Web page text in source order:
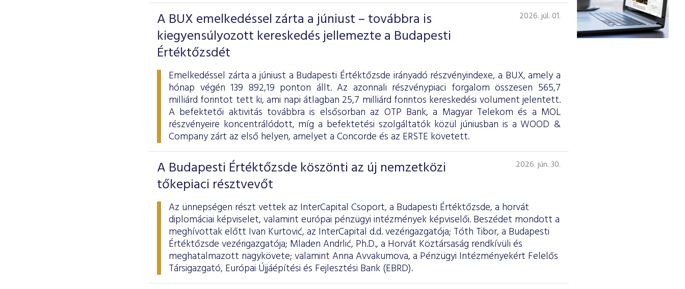
A BUX emelkedéssel zárta a júniust – továbbra is
kiegyensúlyozott kereskedés jellemezte a Budapesti
Értéktőzsdét
2026. júl. 01.
Emelkedéssel zárta a júniust a Budapesti Értéktőzsde irányadó részvényindexe, a BUX, amely a
hónap végén 139 892,19 ponton állt. Az azonnali részvénypiaci forgalom összesen 565,7
milliárd forintot tett ki, ami napi átlagban 25,7 milliárd forintos kereskedési volument jelentett.
A befektetői aktivitás továbbra is elsősorban az OTP Bank, a Magyar Telekom és a MOL
részvényeire koncentrálódott, míg a befektetési szolgáltatók közül júniusban is a WOOD &
Company zárt az első helyen, amelyet a Concorde és az ERSTE követett.
A Budapesti Értéktőzsde köszönti az új nemzetközi
tőkepiaci résztvevőt
2026. jún. 30.
Az ünnepségen részt vettek az InterCapital Csoport, a Budapesti Értéktőzsde, a horvát
diplomáciai képviselet, valamint európai pénzügyi intézmények képviselői. Beszédet mondott a
meghívottak előtt Ivan Kurtović, az InterCapital d.d. vezérigazgatója; Tóth Tibor, a Budapesti
Értéktőzsde vezérigazgatója; Mladen Andrlić, Ph.D., a Horvát Köztársaság rendkívüli és
meghatalmazott nagykövete; valamint Anna Avvakumova, a Pénzügyi Intézményekért Felelős
Társigazgató, Európai Újjáépítési és Fejlesztési Bank (EBRD).